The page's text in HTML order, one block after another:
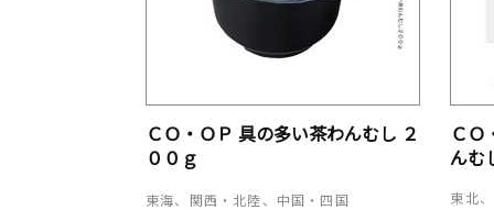
ＣＯ・ＯＰ 具の多い茶わんむし ２
００ｇ
東海、関西・北陸、中国・四国
Ｃ
んむ
東北